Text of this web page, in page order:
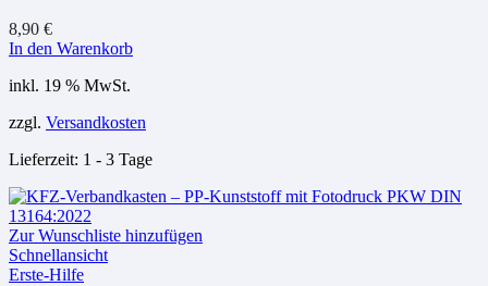
8,90 €
In den Warenkorb
inkl. 19 % MwSt.
zzgl. Versandkosten
Lieferzeit: 1 - 3 Tage
Zur Wunschliste hinzufügen
Schnellansicht
Erste-Hilfe